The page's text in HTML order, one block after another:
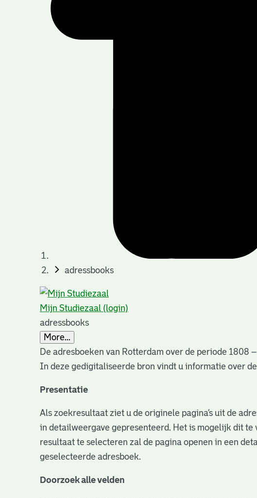
adressbooks
Mijn Studiezaal (login)
adressbooks
More...
De adresboeken van Rotterdam over de periode 1808
In deze gedigitaliseerde bron vindt u informatie over
Presentatie
Als zoekresultaat ziet u de originele pagina’s uit de
in detailweergave gepresenteerd. Het is mogelijk dit
resultaat te selecteren zal de pagina openen in een
geselecteerde adresboek.
Doorzoek alle velden